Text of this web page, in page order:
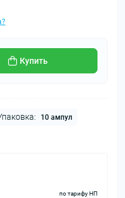
Купить
10 ампул
по тарифу НП